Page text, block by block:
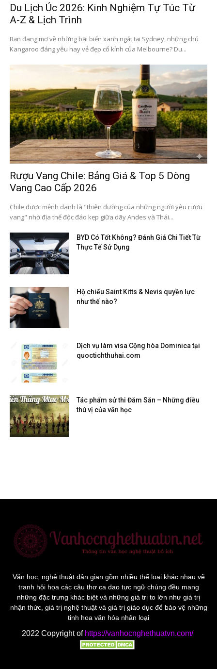
Du Lịch Úc 2026: Kinh Nghiệm Tự Túc Từ
A-Z & Lịch Trình
Bạn đang mơ về những bãi biển xanh ngắt tại Sydney, những chú
Kangaroo đáng yêu hay vẻ đẹp cổ kính của Melbourne? Du...
Rượu Vang Chile: Bảng Giá & Top 5 Dòng
Vang Cao Cấp 2026
Chile được mệnh danh là "thiên đường của những người yêu rượu
vang" nhờ địa thế độc đáo kẹp giữa dãy Andes và Thái...
BYD Có Tốt Không? Đánh Giá Chi Tiết Từ
Thực Tế Sử Dụng
Hộ chiếu Saint Kitts & Nevis quyền lực
như thế nào?
Dịch vụ làm visa Cộng hòa Dominica tại
quoctichthuhai.com
Tác phẩm sử thi Đăm Săn – Những điều
thú vị của văn học
Văn học, nghệ thuật dân gian gồm nhiều thể loại khác nhau vẽ
tranh hội họa các câu thơ ca dao tực ngữ chúng đều mang
những đặc trưng khác biệt và những giá trị to lớn như giá trị
nhận thức, giá trị nghệ thuật và giá trị giáo dục để bảo vệ những
tinh hoa văn hóa nhân loại
2022 Copyright of https://vanhocnghethuatvn.com/